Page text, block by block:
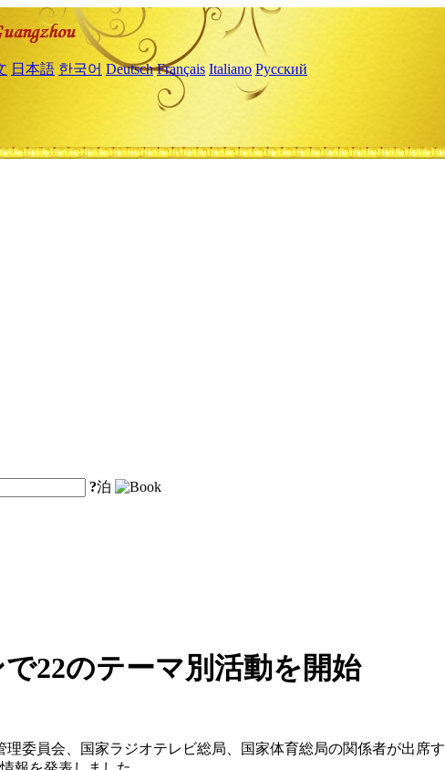
日本語 한국어 Deutsch Français Italiano Русский
?泊
22のテーマ別活動を開始
委員会、国家ラジオテレビ総局、国家体育総局の関係者が出席